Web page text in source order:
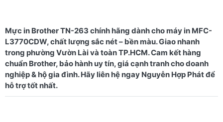
Mực in Brother TN-263 chính hãng dành cho máy in MFC-
L3770CDW, chất lượng sắc nét – bền màu. Giao nhanh
trong phường Vườn Lài và toàn TP.HCM. Cam kết hàng
chuẩn Brother, bảo hành uy tín, giá cạnh tranh cho doanh
nghiệp & hộ gia đình. Hãy liên hệ ngay Nguyễn Hợp Phát để